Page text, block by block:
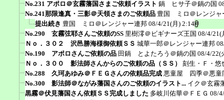
No.231 アポロ＠玄霧藩国さまご依頼イラスト 鍋 ヒサ子＠鍋の国
No.241那限逢真・三影＠天領さまのご依頼品 豊国 ミロ＠レンジャ
提出続き 豊国 ミロ＠レンジャー連邦 08/4/21(月) 2:14
No.290 玄霧弦耶さんご依頼のSS 里樹澪＠ビギナーズ王国 08/4/21(
Ｎｏ．３０２ 沢邑勝海様御依頼ＳＳ 城華一郎＠レンジャー連邦
No.190 アポロさんご依頼の品 田鍋 とよたろう＠鍋の国 08/4/22(
Ｎｏ．３００ 影法師さんからのご依頼の品（ＳＳ）
刻生・Ｆ・悠
No.288 久珂あゆみ＠ＦＥＧさんの依頼品完成 悪童屋 四季＠悪童
No.300 影法師＠ながみ藩国さんのご依頼のイラスト... イク＠玄霧
黒霧＠伏見藩国さん依頼ＳＳ完成しました 多岐川佑華＠ＦＥＧ 08/